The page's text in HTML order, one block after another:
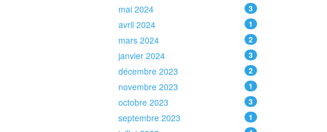
mai 2024 3
avril 2024 1
mars 2024 2
janvier 2024 3
décembre 2023 2
novembre 2023 1
octobre 2023 3
septembre 2023 1